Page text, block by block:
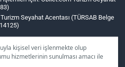
kişisel veri işlenmekte olup
hizmetlerinin sunulması amacı ile
Seyahat Acentası (TÜRSAB Belge